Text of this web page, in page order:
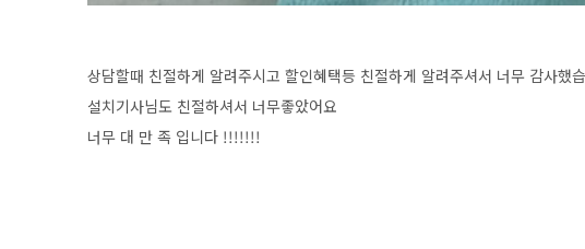
상담할때 친절하게 알려주시고 할인혜택등 친절하게 알려주셔서 너무 감사
설치기사님도 친절하셔서 너무좋았어요
너무 대 만 족 입니다 !!!!!!!